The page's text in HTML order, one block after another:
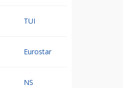
TUI
Eurostar
NS